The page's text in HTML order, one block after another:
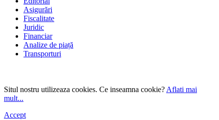
Asigurări
Fiscalitate
Juridic
Financiar
Analize de piață
Transporturi
Situl nostru utilizeaza cookies. Ce inseamna cookie? Aflati mai
mult...
Accept